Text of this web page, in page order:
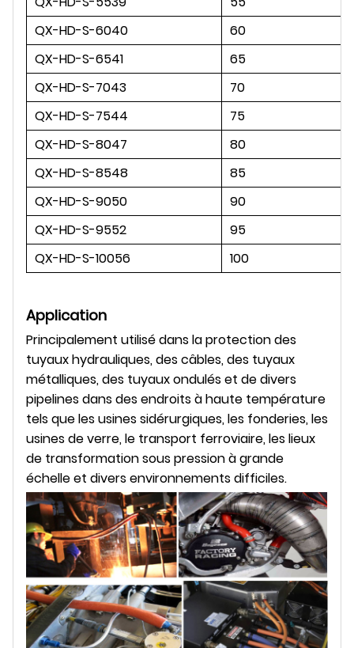
QX-HD-S-6040
60
QX-HD-S-6541
65
QX-HD-S-7043
70
QX-HD-S-7544
75
QX-HD-S-8047
80
QX-HD-S-8548
85
QX-HD-S-9050
90
QX-HD-S-9552
95
QX-HD-S-10056
100
Application
Principalement utilisé dans la protection des
tuyaux hydrauliques, des câbles, des tuyaux
métalliques, des tuyaux ondulés et de divers
pipelines dans des endroits à haute température
tels que les usines sidérurgiques, les fonderies, les
usines de verre, le transport ferroviaire, les lieux
de transformation sous pression à grande
échelle et divers environnements difficiles.